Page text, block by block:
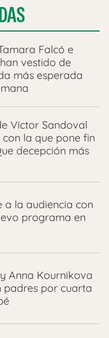
Falcó e
vestido de
más esperada
Víctor Sandoval
la que pone fin
decepción más
a la audiencia con
programa en
Anna Kournikova
padres por cuarta